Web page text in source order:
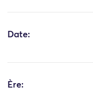
Date:
Ère: